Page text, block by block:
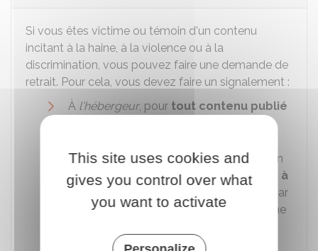
Si vous êtes victime ou témoin d'un contenu
incitant à la haine, à la violence ou à la
discrimination, vous pouvez faire une demande de
retrait. Pour cela, vous devez faire un signalement :
À l'hébergeur, pour tout contenu publié
Audirecteur de publication, s'il s'agit d'un
message adressé par un internaute à
un
service de communication en ligne
(par
exemple, un commentaire laissé sous une
This site uses cookies and
gives you control over what
you want to activate